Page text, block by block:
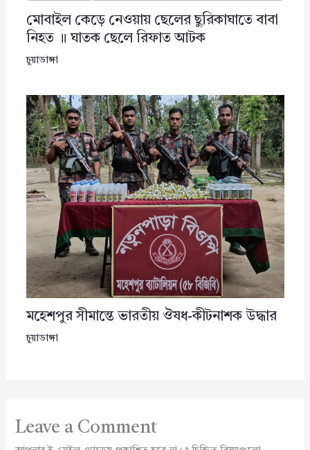
মোবাইল কেড়ে নেওয়ায় ছেলের ছুরিকাঘাতে বাবা
নিহত ॥ ঘাতক ছেলে রিফাত আটক
চুয়াডাঙ্গা
মহেশপুর সীমান্তে ভারতীয় ঔষধ-কীটনাশক উদ্ধার
চুয়াডাঙ্গা
Leave a Comment